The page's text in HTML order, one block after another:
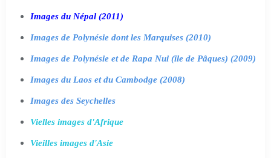
Images du Népal (2011)
Images de Polynésie dont les Marquises (2010)
Images de Polynésie et de Rapa Nui (île de Pâques) (2009)
Images du Laos et du Cambodge (2008)
Images des Seychelles
Vielles images d'Afrique
Vieilles images d'Asie